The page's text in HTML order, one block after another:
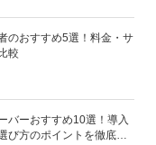
のおすすめ5選！料金・サ
較
バーおすすめ10選！導入
び方のポイントを徹底解